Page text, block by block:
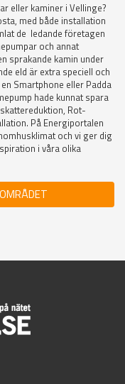
eller kaminer i Vellinge?
med både installation
de ledande företagen
och annat
sprakande kamin under
eld är extra speciell och
Smartphone eller Padda
hade kunnat spara
Rot-
På Energiportalen
och vi ger dig
i våra olika